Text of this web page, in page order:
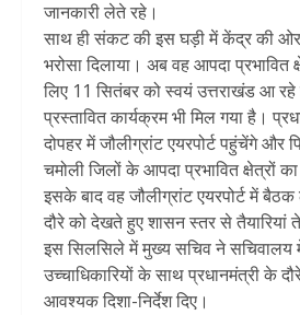
जानकारी लेते रहे।
साथ ही संकट की इस घड़ी में केंद्र की
भरोसा दिलाया। अब वह आपदा प्रभावित
लिए 11 सितंबर को स्वयं उत्तराखंड आ
प्रस्तावित कार्यक्रम भी मिल गया है।
दोपहर में जौलीग्रांट एयरपोर्ट पहुंचेंगे और
चमोली जिलों के आपदा प्रभावित क्षेत्रों
इसके बाद वह जौलीग्रांट एयरपोर्ट में
दौरे को देखते हुए शासन स्तर से तैयारियां
इस सिलसिले में मुख्य सचिव ने सचिवालय में
उच्चाधिकारियों के साथ प्रधानमंत्री के
आवश्यक दिशा-निर्देश दिए।